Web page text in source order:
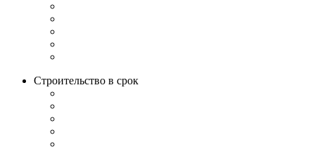
Строительство в срок